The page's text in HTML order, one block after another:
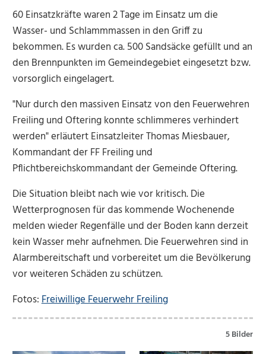
60 Einsatzkräfte waren 2 Tage im Einsatz um die
Wasser- und Schlammmassen in den Griff zu
bekommen. Es wurden ca. 500 Sandsäcke gefüllt und an
den Brennpunkten im Gemeindegebiet eingesetzt bzw.
vorsorglich eingelagert.
"Nur durch den massiven Einsatz von den Feuerwehren
Freiling und Oftering konnte schlimmeres verhindert
werden" erläutert Einsatzleiter Thomas Miesbauer,
Kommandant der FF Freiling und
Pflichtbereichskommandant der Gemeinde Oftering.
Die Situation bleibt nach wie vor kritisch. Die
Wetterprognosen für das kommende Wochenende
melden wieder Regenfälle und der Boden kann derzeit
kein Wasser mehr aufnehmen. Die Feuerwehren sind in
Alarmbereitschaft und vorbereitet um die Bevölkerung
vor weiteren Schäden zu schützen.
Fotos:Freiwillige Feuerwehr Freiling
5 Bilder